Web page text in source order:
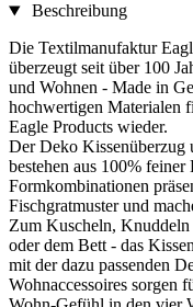
Beschreibung
Die Textilmanufaktur
überzeugt seit über 100
und Wohnen - Made in
hochwertigen Materialen
Eagle Products wieder.
Der Deko Kissenüberzug
bestehen aus 100%
Formkombinationen
Fischgratmuster und
Zum Kuscheln,
oder dem Bett - das
mit der dazu passenden
Wohnaccessoires sorgen